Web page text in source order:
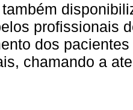
profissionais
dos
chamando a